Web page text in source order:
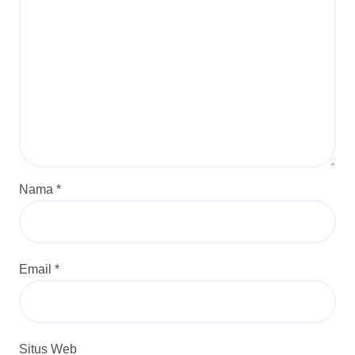
Nama *
Email *
Situs Web